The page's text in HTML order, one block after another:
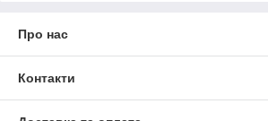
Про нас
Контакти